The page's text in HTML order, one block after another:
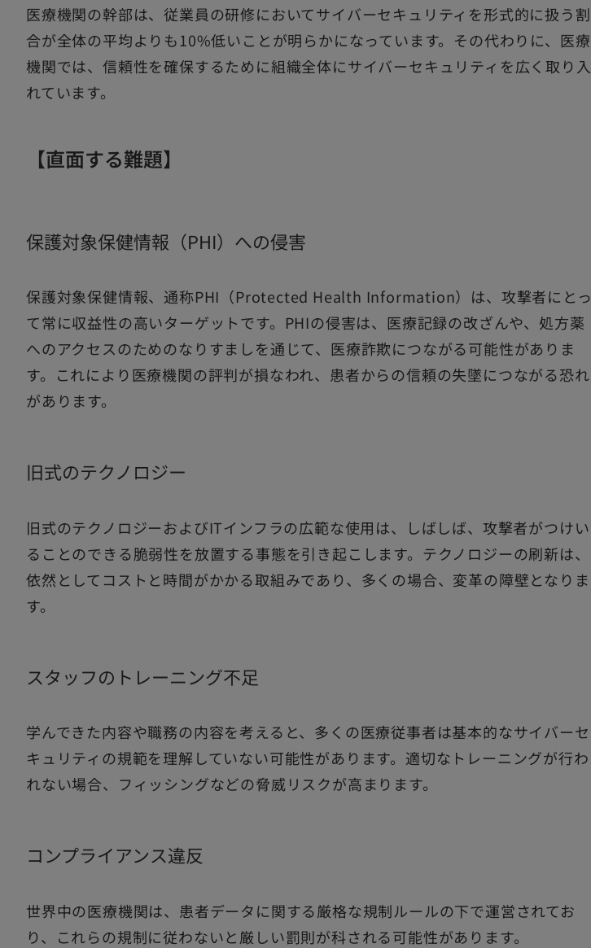
医療機関の幹部は、従業員の研修においてサイバーセキュリティを形式的に扱う割
合が全体の平均よりも10%低いことが明らかになっています。その代わりに、医療
機関では、信頼性を確保するために組織全体にサイバーセキュリティを広く取り入
れています。
【直面する難題】
保護対象保健情報（PHI）への侵害
保護対象保健情報、通称PHI（Protected Health Information）は、攻撃者にとっ
て常に収益性の高いターゲットです。PHIの侵害は、医療記録の改ざんや、処方薬
へのアクセスのためのなりすましを通じて、医療詐欺につながる可能性がありま
す。これにより医療機関の評判が損なわれ、患者からの信頼の失墜につながる恐れ
があります。
旧式のテクノロジー
旧式のテクノロジーおよびITインフラの広範な使用は、しばしば、攻撃者がつけい
ることのできる脆弱性を放置する事態を引き起こします。テクノロジーの刷新は、
依然としてコストと時間がかかる取組みであり、多くの場合、変革の障壁となりま
す。
スタッフのトレーニング不足
学んできた内容や職務の内容を考えると、多くの医療従事者は基本的なサイバーセ
キュリティの規範を理解していない可能性があります。適切なトレーニングが行わ
れない場合、フィッシングなどの脅威リスクが高まります。
コンプライアンス違反
世界中の医療機関は、患者データに関する厳格な規制ルールの下で運営されてお
り、これらの規制に従わないと厳しい罰則が科される可能性があります。